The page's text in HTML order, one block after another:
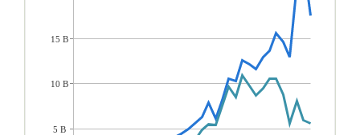
15 B
10 B
5 B